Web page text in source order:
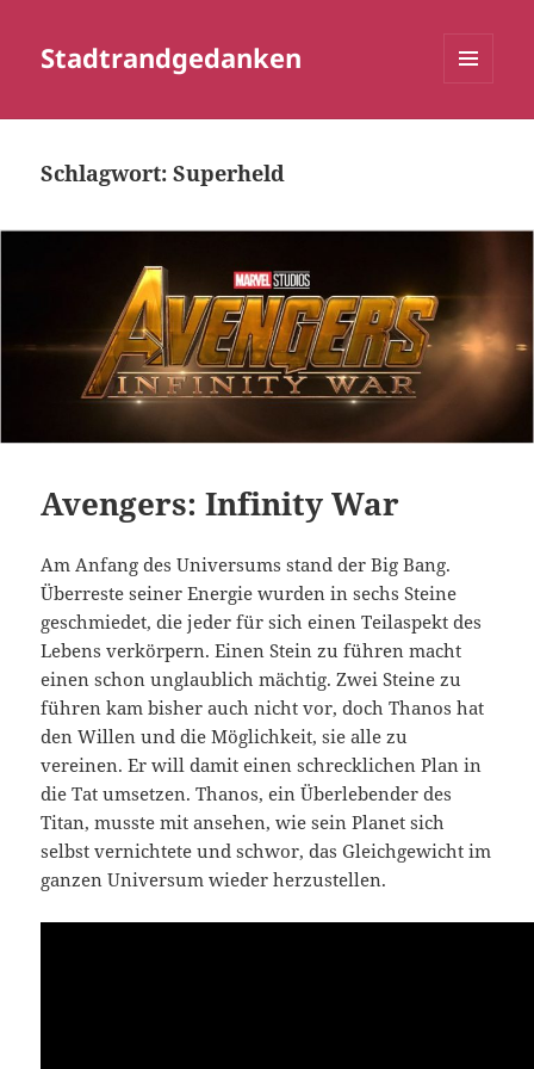
Stadtrandgedanken
Schlagwort:Superheld
Avengers: Infinity War
Am Anfang des Universums stand der Big Bang.
Überreste seiner Energie wurden in sechs Steine
geschmiedet, die jeder für sich einen Teilaspekt des
Lebens verkörpern. Einen Stein zu führen macht
einen schon unglaublich mächtig. Zwei Steine zu
führen kam bisher auch nicht vor, doch Thanos hat
den Willen und die Möglichkeit, sie alle zu
vereinen. Er will damit einen schrecklichen Plan in
die Tat umsetzen. Thanos, ein Überlebender des
Titan, musste mit ansehen, wie sein Planet sich
selbst vernichtete und schwor, das Gleichgewicht im
ganzen Universum wieder herzustellen.